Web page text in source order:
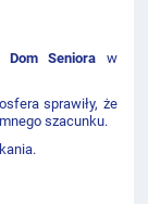
Dom Seniora w
sprawiły, że
szacunku.